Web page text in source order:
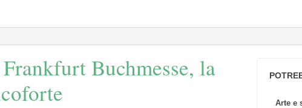
Buchmesse, la
Arte e